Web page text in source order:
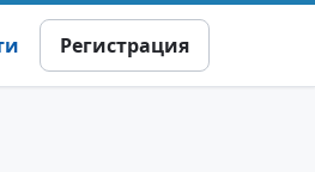
Регистрация